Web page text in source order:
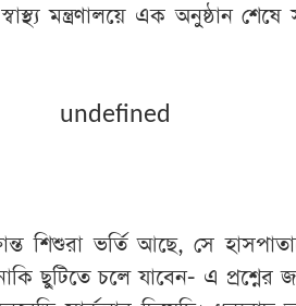
মন্ত্রণালয়ে এক অনুষ্ঠান শেষে
undefined
শিশুরা ভর্তি আছে, সে
ছুটিতে চলে যাবেন- এ প্রশ্নের